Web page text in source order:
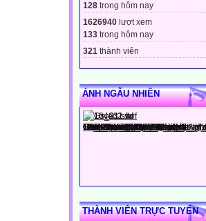
128 trong hôm nay
1626940 lượt xem
133 trong hôm nay
321 thành viên
ẢNH NGẪU NHIÊN
THÀNH VIÊN TRỰC TUYẾN